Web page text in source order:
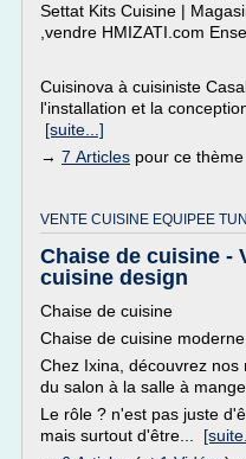
Settat Kits Cuisine |
,vendre HMIZATI.com
Cuisinova à cuisiniste
l'installation et la
[suite...]
→ 7 Articles pour ce thème
VENTE CUISINE EQUIPEE
Chaise de cuisine -
cuisine design
Chaise de cuisine
Chaise de cuisine moderne
Chez Ixina, découvrez
du salon à la salle à
Le rôle ? n'est pas juste
mais surtout d'être...